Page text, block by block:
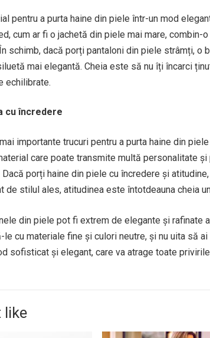
pentru a purta haine din piele într-un mod
cum ar fi o jachetă din piele mai mare, combin-
schimb, dacă porți pantaloni din piele strâmți, o
mai elegantă. Cheia este să nu îți încarci
echilibrate.
cu încredere
importante trucuri pentru a purta haine din
care poate transmite multă personalitate
porți haine din piele cu încredere și
de stilul ales, atitudinea este întotdeauna cheia
din piele pot fi extrem de elegante și rafinate
le cu materiale fine și culori neutre, și nu uita să
sofisticat și elegant, care va atrage toate
like